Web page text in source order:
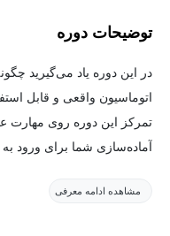
توضیحات دوره
در این دوره یاد می‌گیرید
اتوماسیون واقعی و قابل
تمرکز این دوره روی مهارت
آماده‌سازی شما برای ورود به
در طول دوره، شما قدم‌به‌قدم
مشاهده ادامه معرفی